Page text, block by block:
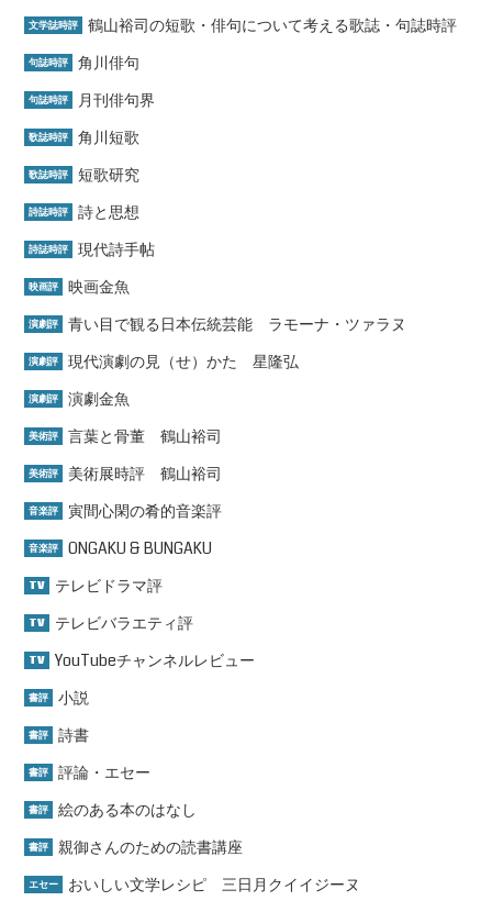
文学誌時評 鶴山裕司の短歌・俳句について考える歌誌・句誌時評
句誌時評 角川俳句
句誌時評 月刊俳句界
歌誌時評 角川短歌
歌誌時評 短歌研究
詩誌時評 詩と思想
詩誌時評 現代詩手帖
映画評 映画金魚
演劇評 青い目で観る日本伝統芸能 ラモーナ・ツァラヌ
演劇評 現代演劇の見（せ）かた 星隆弘
演劇評 演劇金魚
美術評 言葉と骨董 鶴山裕司
美術評 美術展時評 鶴山裕司
音楽評 寅間心閑の肴的音楽評
音楽評 ONGAKU & BUNGAKU
TV テレビドラマ評
TV テレビバラエティ評
TV YouTubeチャンネルレビュー
書評 小説
書評 詩書
書評 評論・エセー
書評 絵のある本のはなし
書評 親御さんのための読書講座
エセー おいしい文学レシピ 三日月クイイジーヌ